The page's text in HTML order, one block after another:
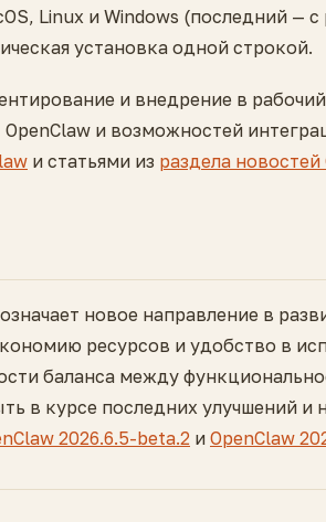
Linux и Windows (последний —
установка одной строкой.
и внедрение в
и возможностей
и статьями из раздела новостей
новое направление в
ресурсов и удобство в
баланса между
в курсе последних улучшений
2026.6.5-beta.2 и OpenClaw